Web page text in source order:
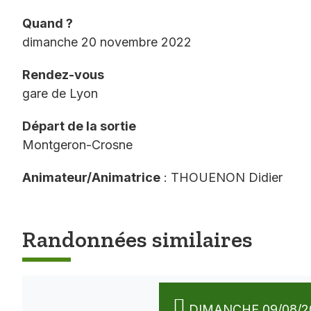
Quand ?
dimanche 20 novembre 2022
Rendez-vous
gare de Lyon
Départ de la sortie
Montgeron-Crosne
Animateur/Animatrice : THOUENON Didier
Randonnées similaires